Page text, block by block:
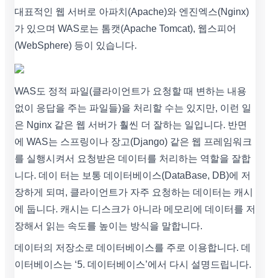
대표적인 웹 서버로 아파치(Apache)와 엔진엑스(Nginx)
가 있으며 WAS로는 톰캣(Apache Tomcat), 웹스피어
(WebSphere) 등이 있습니다.
WAS도 정적 파일(클라이언트가 요청할 때 변하는 내용
없이 응답을 주는 파일들)을 처리할 수는 있지만, 이런 일
은 Nginx 같은 웹 서버가 훨씬 더 잘하는 일입니다. 반면
에 WAS는 스프링이나 장고(Django) 같은 웹 프레임워크
를 실행시켜서 요청받은 데이터를 처리하는 역할을 잘합
니다. 데이 터는 보통 데이터베이스(DataBase, DB)에 저
장하게 되며, 클라이언트가 자주 요청하는 데이터는 캐시
에 둡니다. 캐시는 디스크가 아니라 메모리에 데이터를 저
장해서 읽는 속도를 높이는 방식을 말합니다.
데이터의 저장소로 데이터베이스를 주로 이용합니다. 데
이터베이스는 ‘5. 데이터베이스’에서 다시 설명드립니다.